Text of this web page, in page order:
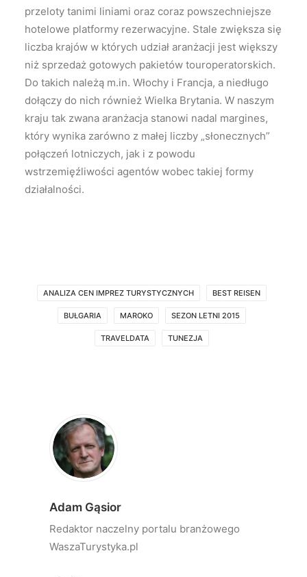
przeloty tanimi liniami oraz coraz powszechniejsze
hotelowe platformy rezerwacyjne. Stale zwiększa się
liczba krajów w których udział aranżacji jest większy
niż sprzedaż gotowych pakietów touroperatorskich.
Do takich należą m.in. Włochy i Francja, a niedługo
dołączy do nich również Wielka Brytania. W naszym
kraju tak zwana aranżacja stanowi nadal margines,
który wynika zarówno z małej liczby „słonecznych”
połączeń lotniczych, jak i z powodu
wstrzemięźliwości agentów wobec takiej formy
działalności.
ANALIZA CEN IMPREZ TURYSTYCZNYCH BEST REISEN
BUŁGARIA MAROKO SEZON LETNI 2015
TRAVELDATA TUNEZJA
Adam Gąsior
Redaktor naczelny portalu branżowego
WaszaTurystyka.pl